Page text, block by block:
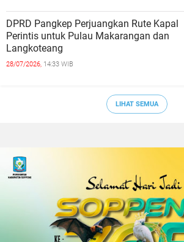
DPRD Pangkep Perjuangkan Rute Kapal
Perintis untuk Pulau Makarangan dan
Langkoteang
28/07/2026, 14:33 WIB
LIHAT SEMUA